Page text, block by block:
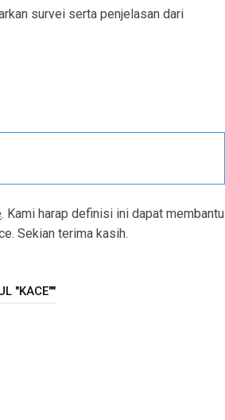
survei serta penjelasan dari
. Kami harap definisi ini dapat membantu
Sekian terima kasih.
"KACE""